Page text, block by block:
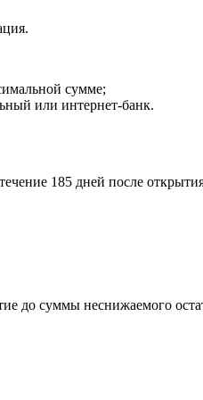
сумме;
или интернет-банк.
185 дней после
до суммы неснижаемого